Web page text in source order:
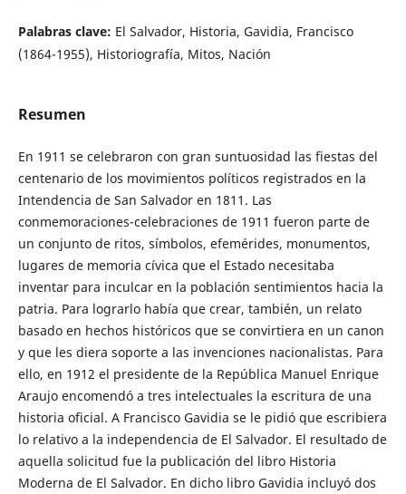
Palabras clave: El Salvador, Historia, Gavidia, Francisco
(1864-1955), Historiografía, Mitos, Nación
Resumen
En 1911 se celebraron con gran suntuosidad las fiestas del
centenario de los movimientos políticos registrados en la
Intendencia de San Salvador en 1811. Las
conmemoraciones-celebraciones de 1911 fueron parte de
un conjunto de ritos, símbolos, efemérides, monumentos,
lugares de memoria cívica que el Estado necesitaba
inventar para inculcar en la población sentimientos hacia la
patria. Para lograrlo había que crear, también, un relato
basado en hechos históricos que se convirtiera en un canon
y que les diera soporte a las invenciones nacionalistas. Para
ello, en 1912 el presidente de la República Manuel Enrique
Araujo encomendó a tres intelectuales la escritura de una
historia oficial. A Francisco Gavidia se le pidió que escribiera
lo relativo a la independencia de El Salvador. El resultado de
aquella solicitud fue la publicación del libro Historia
Moderna de El Salvador. En dicho libro Gavidia incluyó dos